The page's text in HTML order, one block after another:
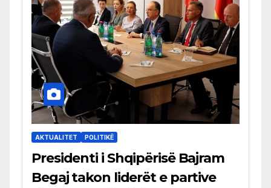
AKTUALITET POLITIKË
Presidenti i Shqipërisë Bajram
Begaj takon liderët e partive